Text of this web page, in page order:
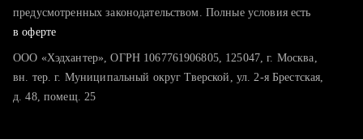
предусмотренных законодательством. Полные условия есть
в оферте
ООО «Хэдхантер», ОГРН 1067761906805, 125047, г. Москва,
вн. тер. г. Муниципальный округ Тверской, ул. 2-я Брестская,
д. 48, помещ. 25